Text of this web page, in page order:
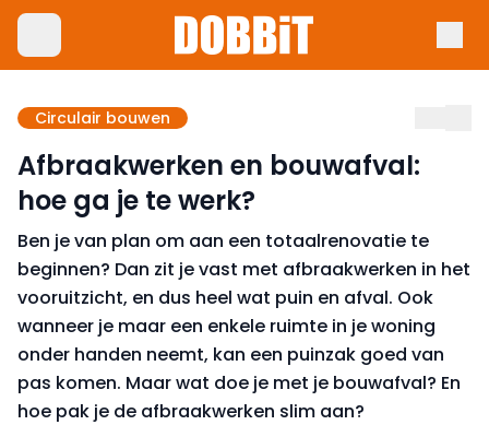
Circulair bouwen
Afbraakwerken en bouwafval:
hoe ga je te werk?
Ben je van plan om aan een totaalrenovatie te
beginnen? Dan zit je vast met afbraakwerken in het
vooruitzicht, en dus heel wat puin en afval. Ook
wanneer je maar een enkele ruimte in je woning
onder handen neemt, kan een puinzak goed van
pas komen. Maar wat doe je met je bouwafval? En
hoe pak je de afbraakwerken slim aan?